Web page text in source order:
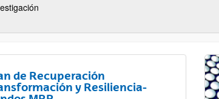
de Recuperación
y Resiliencia-